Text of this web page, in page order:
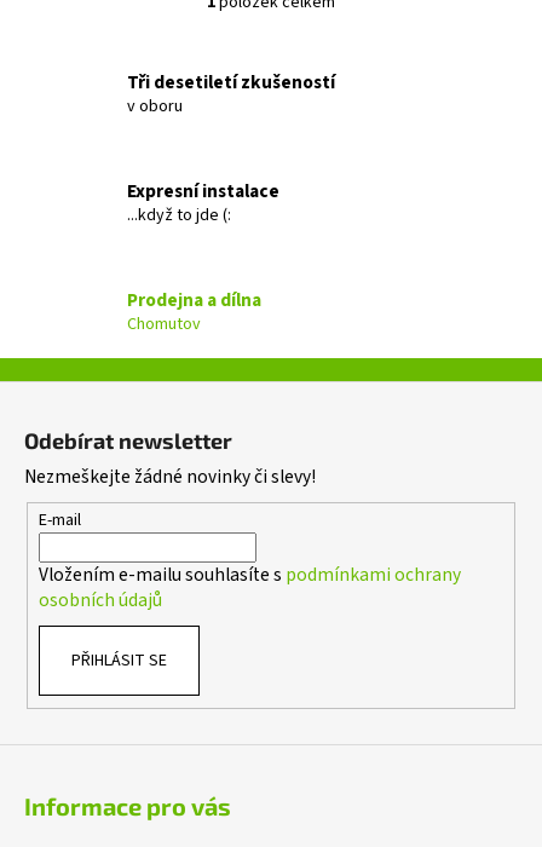
O
l
á
í
v
ý
s
Tři desetiletí zkušeností
v oboru
Expresní instalace
...když to jde (:
Prodejna a dílna
Chomutov
Odebírat newsletter
Nezmeškejte žádné novinky či slevy!
E-mail
Vložením e-mailu souhlasíte s podmínkami ochrany
osobních údajů
PŘIHLÁSIT SE
Informace pro vás